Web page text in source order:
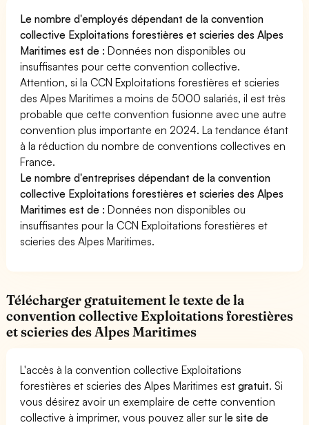
Le nombre d'employés dépendant de la convention
collective Exploitations forestières et scieries des Alpes
Maritimes est de :Données non disponibles ou
insuffisantes pour cette convention collective.
Attention, si la CCN Exploitations forestières et scieries
des Alpes Maritimes a moins de 5000 salariés, il est très
probable que cette convention fusionne avec une autre
convention plus importante en 2024. La tendance étant
à la réduction du nombre de conventions collectives en
France.
Le nombre d'entreprises dépendant de la convention
collective Exploitations forestières et scieries des Alpes
Maritimes est de :Données non disponibles ou
insuffisantes pour la CCN Exploitations forestières et
scieries des Alpes Maritimes.
Télécharger gratuitement le texte de la
convention collective Exploitations forestières
et scieries des Alpes Maritimes
L'accès à la convention collective Exploitations
forestières et scieries des Alpes Maritimes estgratuit. Si
vous désirez avoir un exemplaire de cette convention
collective à imprimer, vous pouvez aller surle site de